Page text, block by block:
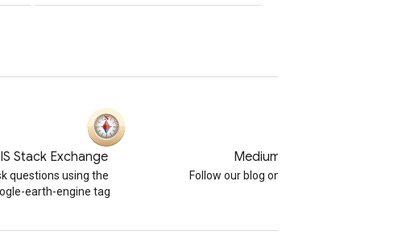
Medium
Follow our blog on Medium
Stack Exchange
questions using the
earth-engine tag